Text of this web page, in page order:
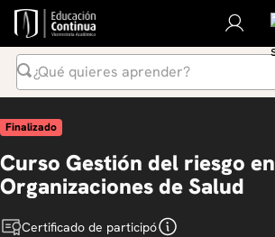
¿Qué quieres aprender?
1.
inteligencia artificial
2.
ia
3 .
curso
4.
diplomado
Finalizado
Curso Gestión del riesgo en
Organizaciones de Salud
Certificado de participó